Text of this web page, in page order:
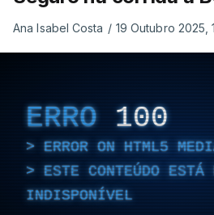
Ana Isabel Costa / 19 Outubro 2025,
ERRO 100
ERROR ON HTML5
ESTE CONTEÚDO ESTÁ
INDISPONÍVEL